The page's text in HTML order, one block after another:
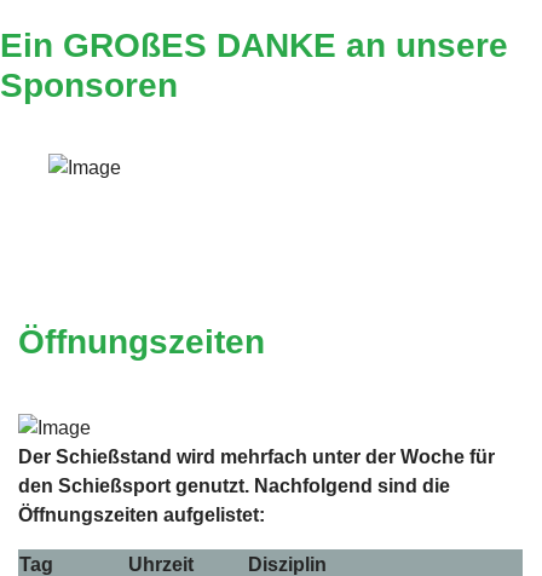
Ein GROßES DANKE an unsere
Sponsoren
Öffnungszeiten
Der Schießstand wird mehrfach unter der Woche für
den Schießsport genutzt. Nachfolgend sind die
Öffnungszeiten aufgelistet:
Tag Uhrzeit Disziplin